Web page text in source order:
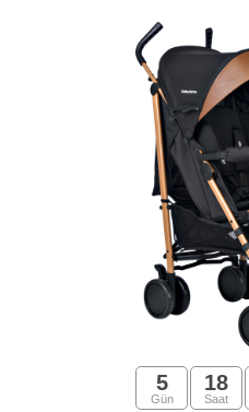
5
Gün
18
Saat